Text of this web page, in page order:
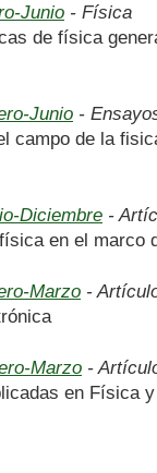
Junio - Física
de física
Junio -
campo de la
Diciembre -
en el marco
Marzo -
Marzo -
en Física